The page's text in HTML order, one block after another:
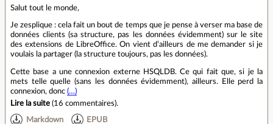
Salut tout le monde,
Je zesplique : cela fait un bout de temps que je pense à verser ma base de
données clients (sa structure, pas les données évidemment) sur le site
des extensions de LibreOffice. On vient d’ailleurs de me demander si je
voulais la partager (la structure toujours, pas les données).
Cette base a une connexion externe HSQLDB. Ce qui fait que, si je la
mets telle quelle (sans les données évidemment), ailleurs. Elle perd la
connexion, donc (…)
Lire la suite (16 commentaires).
Markdown EPUB